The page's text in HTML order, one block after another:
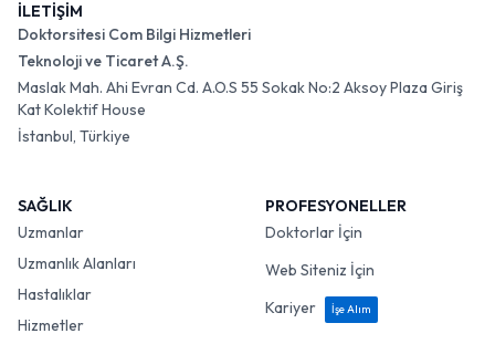
İLETİŞİM
Doktorsitesi Com Bilgi Hizmetleri
Teknoloji ve Ticaret A.Ş.
Maslak Mah. Ahi Evran Cd. A.O.S 55 Sokak No:2 Aksoy Plaza Giriş
Kat Kolektif House
İstanbul, Türkiye
SAĞLIK
Uzmanlar
Uzmanlık Alanları
Hastalıklar
Hizmetler
PROFESYONELLER
Doktorlar İçin
Web Siteniz İçin
Kariyer
İşe Alım